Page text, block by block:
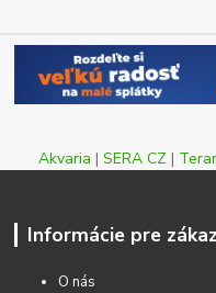
Akvaria | SERA CZ |
Informácie pre
O nás